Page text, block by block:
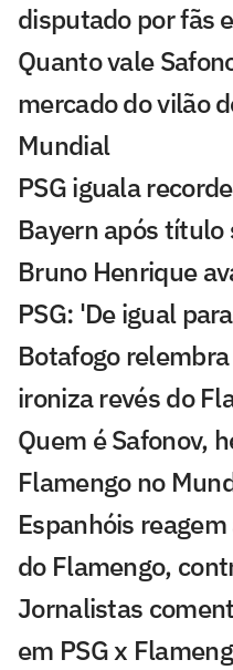
disputado por fãs
Quanto vale
mercado do vilão
Mundial
PSG iguala
Bayern após título
Bruno Henrique
PSG: 'De igual
Botafogo
ironiza revés do
Quem é Safonov,
Flamengo no
Espanhóis
do Flamengo,
Jornalistas
em PSG x